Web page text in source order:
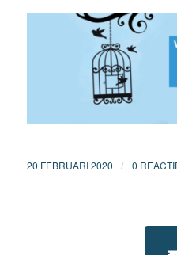
20 FEBRUARI 2020 / 0